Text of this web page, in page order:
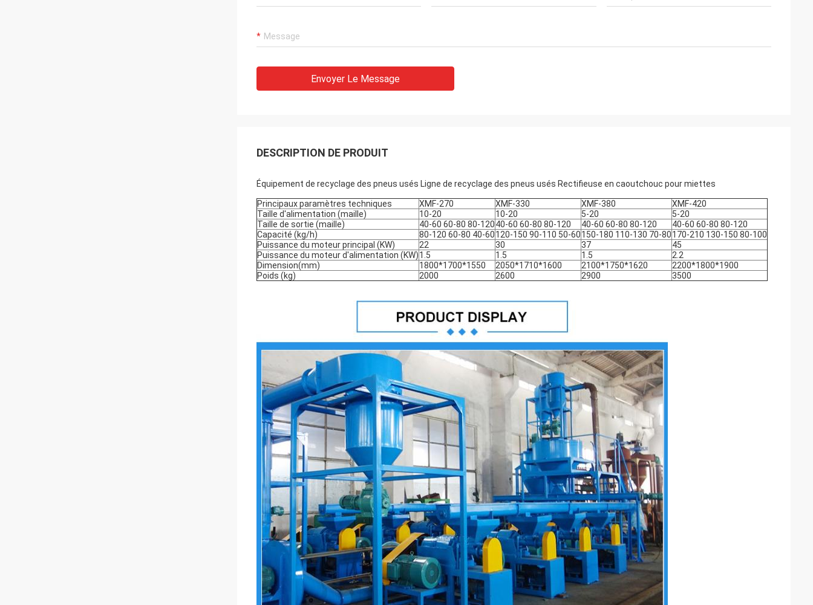
Envoyer Le Message
DESCRIPTION DE PRODUIT
Équipement de recyclage des pneus usés Ligne de recyclage des pneus usés Rectifieuse en caoutchouc pour miettes
Principaux paramètres techniques XMF-270 XMF-330 XMF-380
XMF-420
Taille d'alimentation (maille)
10-20 10-20 5-20
5-20
Taille de sortie (maille)
40-60 60-80 80-12040-60 60-80 80-120 40-60 60-80 80-120
40-60 60-80 80-120
Capacité (kg/h)
80-120 60-80 40-60120-150 90-110 50-60150-180 110-130 70-80170-210 130-150 80-100
Puissance du moteur principal (KW)
22 30 37
45
Puissance du moteur d'alimentation (KW)1.5 1.5 1.5
2.2
Dimension(mm)
1800*1700*1550 2050*1710*1600 2100*1750*1620
2200*1800*1900
Poids (kg)
2000 2600 2900 3500